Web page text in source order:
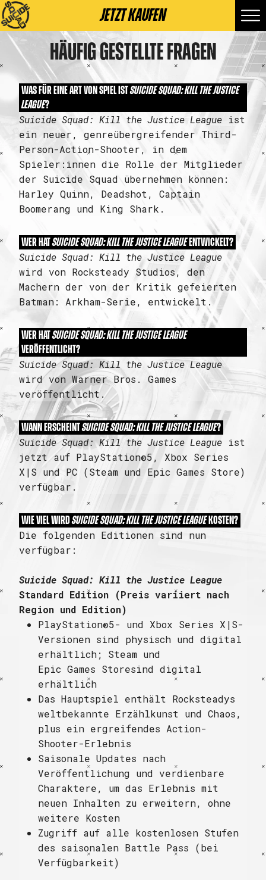
JETZT KAUFEN
HÄUFIG GESTELLTE FRAGEN
WAS FÜR EINE ART VON SPIEL ISTSUICIDE SQUAD: KILL THE JUSTICE
LEAGUE?
Suicide Squad: Kill the Justice League ist
ein neuer, genreübergreifender Third-
Person-Action-Shooter, in dem
Spieler:innen die Rolle der Mitglieder
der Suicide Squad übernehmen können:
Harley Quinn, Deadshot, Captain
Boomerang und King Shark.
WER HATSUICIDE SQUAD: KILL THE JUSTICE LEAGUEENTWICKELT?
Suicide Squad: Kill the Justice League
wird von Rocksteady Studios, den
Machern der von der Kritik gefeierten
Batman: Arkham-Serie, entwickelt.
WER HATSUICIDE SQUAD: KILL THE JUSTICE LEAGUE
VERÖFFENTLICHT?
Suicide Squad: Kill the Justice League
wird von Warner Bros. Games
veröffentlicht.
WANN ERSCHEINTSUICIDE SQUAD: KILL THE JUSTICE LEAGUE?
Suicide Squad: Kill the Justice League ist
jetzt auf PlayStation®5, Xbox Series
X|S und PC (Steam und Epic Games Store)
verfügbar.
WIE VIEL WIRDSUICIDE SQUAD: KILL THE JUSTICE LEAGUEKOSTEN?
Die folgenden Editionen sind nun
verfügbar:
Suicide Squad: Kill the Justice League
Standard Edition (Preis variiert nach
Region und Edition)
PlayStation®5- und Xbox Series X|S-
Versionen sind physisch und digital
erhältlich; Steam und
Epic Games Storesind digital
erhältlich
Das Hauptspiel enthält Rocksteadys
weltbekannte Erzählkunst und Chaos,
plus ein ergreifendes Action-
Shooter-Erlebnis
Saisonale Updates nach
Veröffentlichung und verdienbare
Charaktere, um das Erlebnis mit
neuen Inhalten zu erweitern, ohne
weitere Kosten
Zugriff auf alle kostenlosen Stufen
des saisonalen Battle Pass (bei
Verfügbarkeit)